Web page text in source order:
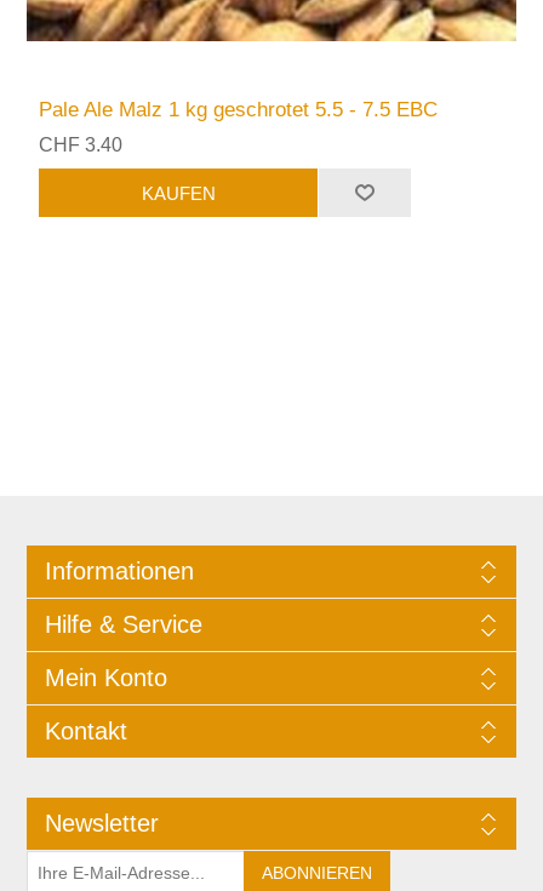
Pale Ale Malz 1 kg geschrotet 5.5 - 7.5 EBC
CHF 3.40
Informationen
Hilfe & Service
Mein Konto
Kontakt
Newsletter